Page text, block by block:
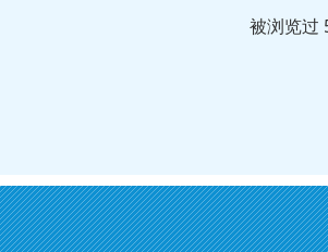
被浏览过